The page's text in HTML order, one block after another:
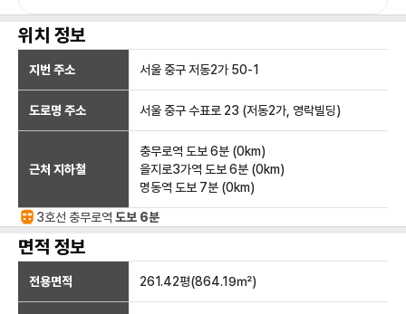
위치 정보
지번 주소 서울 중구 저동2가 50-1
도로명 주소 서울 중구 수표로 23 (저동2가, 영락빌딩)
근처 지하철
충무로역 도보 6분 (0km)
을지로3가역 도보 6분 (0km)
명동역 도보 7분 (0km)
3호선 충무로역 도보 6분
면적 정보
전용면적 261.42평(864.19㎡)